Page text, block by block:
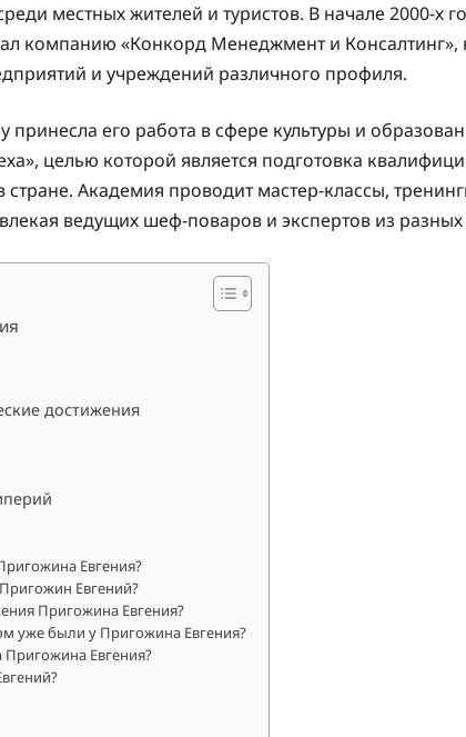
местных жителей и туристов. В начале 2000-х
компанию «Конкорд Менеджмент и Консалтинг»,
и учреждений различного профиля.
принесла его работа в сфере культуры и
целью которой является подготовка
Академия проводит мастер-классы,
ведущих шеф-поваров и экспертов из разных
достижения
Евгения?
Евгений?
Пригожина Евгения?
уже были у Пригожина Евгения?
Пригожина Евгения?